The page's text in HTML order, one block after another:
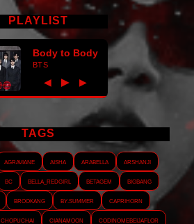
PLAYLIST
Body to Body
BTS
◀ ► ▶
TAGS
Agraviane Aisha Arabella
Arshanji
BC Bella_RedGirl Betagem
Bigbang
Brookang By.summer
Caprihorn
Chopuchai Cianamoon Codinomebeijaflor